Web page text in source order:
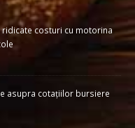
costuri cu motorina
asupra cotațiilor bursiere